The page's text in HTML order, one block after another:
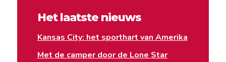
Het laatste nieuws
Kansas City: het sporthart van Amerika
Met de camper door de Lone Star